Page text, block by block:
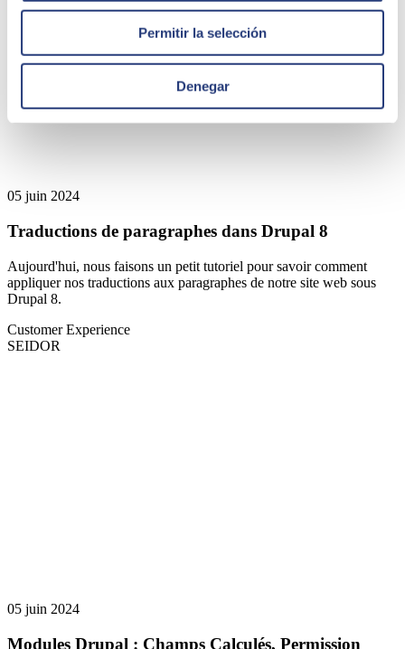
Permitir la selección
Denegar
05 juin 2024
Traductions de paragraphes dans Drupal 8
Aujourd'hui, nous faisons un petit tutoriel pour savoir comment
appliquer nos traductions aux paragraphes de notre site web sous
Drupal 8.
Customer Experience
SEIDOR
05 juin 2024
Modules Drupal : Champs Calculés, Permission